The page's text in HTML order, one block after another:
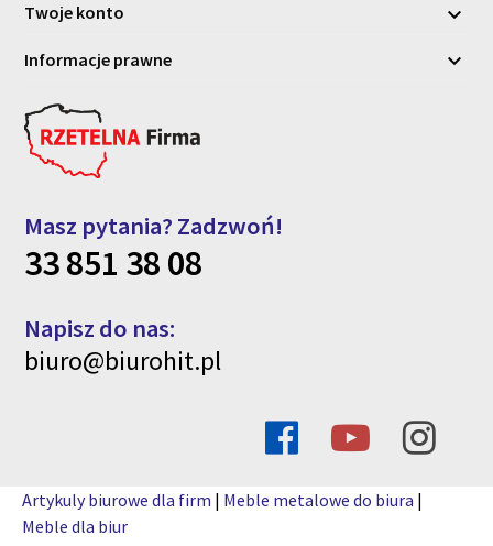
Twoje konto 
Informacje prawne 
Masz pytania? Zadzwoń!
33 851 38 08
Napisz do nas:
biuro@biurohit.pl
Artykuly biurowe dla firm | Meble metalowe do biura |
Meble dla biur